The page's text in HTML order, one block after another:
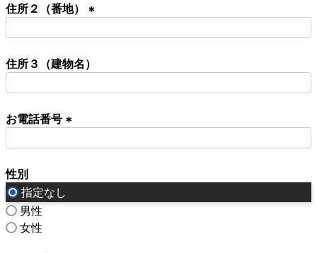
住所２（番地）
須
住所３（建物名）
お電話番号
性別
指定なし
男性
女性